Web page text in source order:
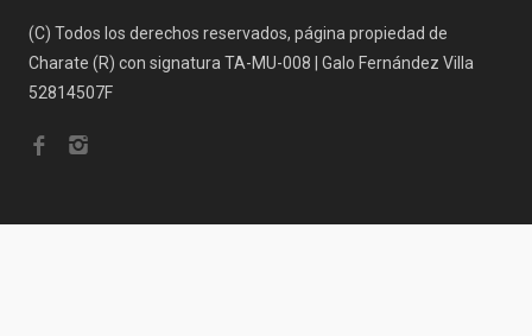
(C) Todos los derechos reservados, página propiedad de
Charate (R) con signatura TA-MU-008 | Galo Fernández Villa
52814507F